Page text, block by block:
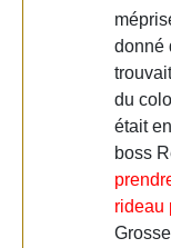
donné
du
était
boss
rideau